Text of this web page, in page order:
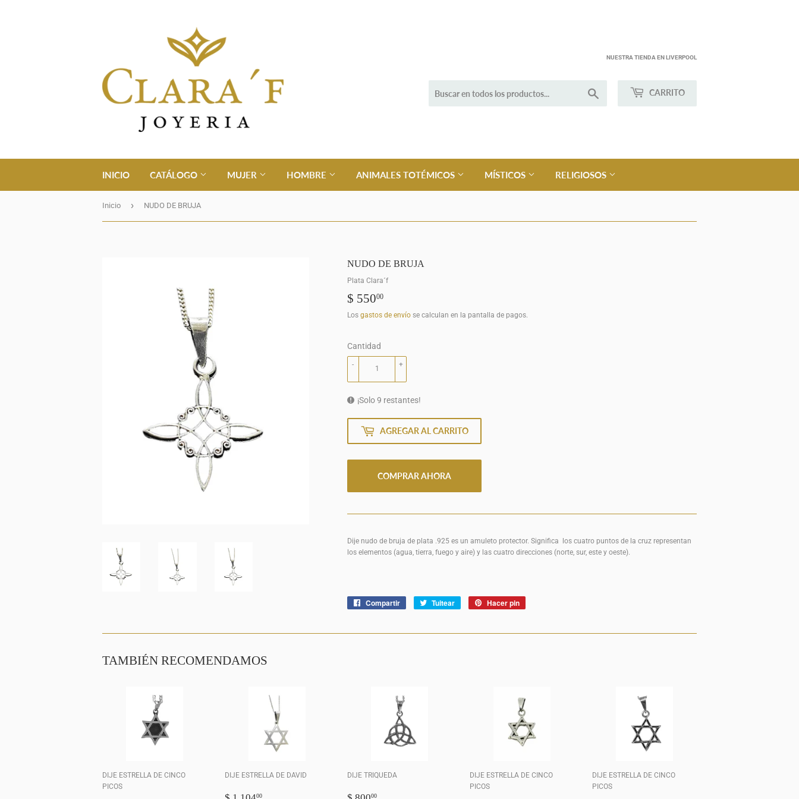
NUESTRA TIENDA EN LIVERPOOL
CARRITO
INICIO CATÁLOGO MUJER HOMBRE ANIMALES TOTÉMICOS MÍSTICOS RELIGIOSOS
Inicio › NUDO DE BRUJA
NUDO DE BRUJA
Plata Clara´f
$ 55000
550.00
Los gastos de envío se calculan en la pantalla de pagos.
Cantidad
+
-
¡Solo 9 restantes!
AGREGAR AL CARRITO
COMPRAR AHORA
Dije nudo de bruja de plata .925 es un amuleto protector. Significa los cuatro puntos de la cruz representan
los elementos (agua, tierra, fuego y aire) y las cuatro direcciones (norte, sur, este y oeste).
Compartir
CompartirTuitear
Tuitear Hacer pin
TAMBIÉN RECOMENDAMOS
DIJE ESTRELLA DE CINCO
PICOS
DIJE ESTRELLA DE DAVID
00
DIJE TRIQUEDA
00
DIJE ESTRELLA DE CINCO
PICOS
DIJE ESTRELLA DE CINCO
PICOS